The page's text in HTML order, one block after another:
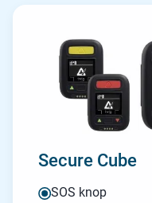
Secure Cube
SOS knop